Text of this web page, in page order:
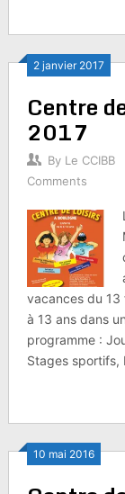
2 janvier 2017
Centre
2017
By Le CCIBB
Comments
vacances du 13
à 13 ans dans
programme :
Stages sportifs,
10 mai 2016